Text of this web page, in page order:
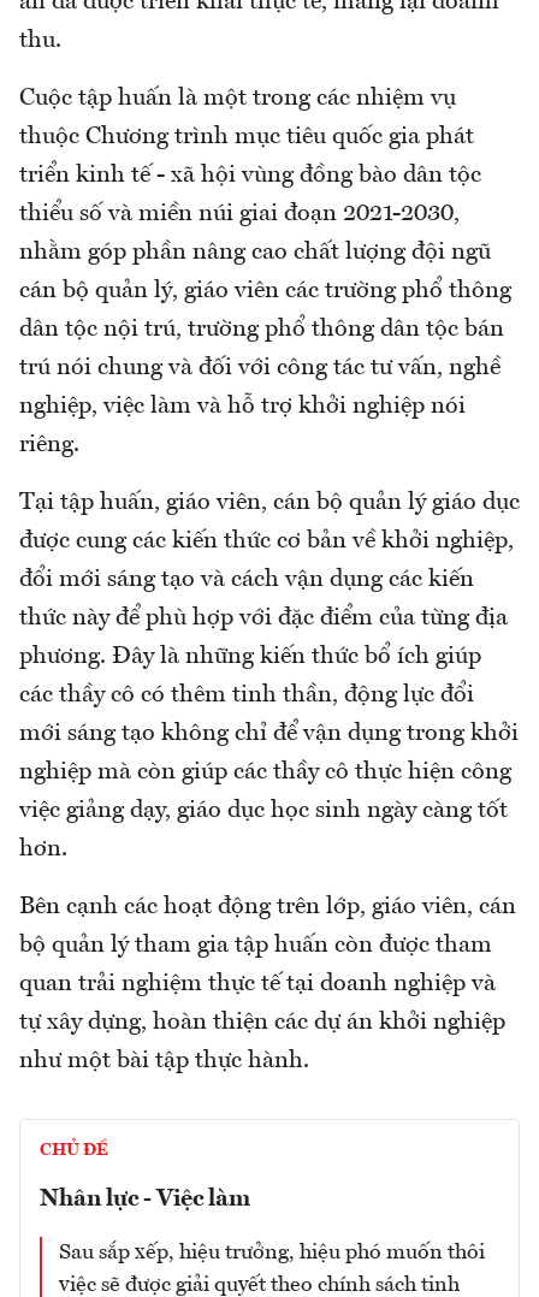
thu.
Cuộc tập huấn là một trong các nhiệm vụ
thuộc Chương trình mục tiêu quốc gia phát
triển kinh tế - xã hội vùng đồng bào dân tộc
thiểu số và miền núi giai đoạn 2021-2030,
nhằm góp phần nâng cao chất lượng đội ngũ
cán bộ quản lý, giáo viên các trường phổ thông
dân tộc nội trú, trường phổ thông dân tộc bán
trú nói chung và đối với công tác tư vấn, nghề
nghiệp, việc làm và hỗ trợ khởi nghiệp nói
riêng.
Tại tập huấn, giáo viên, cán bộ quản lý giáo dục
được cung các kiến thức cơ bản về khởi nghiệp,
đổi mới sáng tạo và cách vận dụng các kiến
thức này để phù hợp với đặc điểm của từng địa
phương. Đây là những kiến thức bổ ích giúp
các thầy cô có thêm tinh thần, động lực đổi
mới sáng tạo không chỉ để vận dụng trong khởi
nghiệp mà còn giúp các thầy cô thực hiện công
việc giảng dạy, giáo dục học sinh ngày càng tốt
hơn.
Bên cạnh các hoạt động trên lớp, giáo viên, cán
bộ quản lý tham gia tập huấn còn được tham
quan trải nghiệm thực tế tại doanh nghiệp và
tự xây dựng, hoàn thiện các dự án khởi nghiệp
như một bài tập thực hành.
CHỦ ĐỀ
Nhân lực - Việc làm
Sau sắp xếp, hiệu trưởng, hiệu phó muốn thôi
việc sẽ được giải quyết theo chính sách tinh